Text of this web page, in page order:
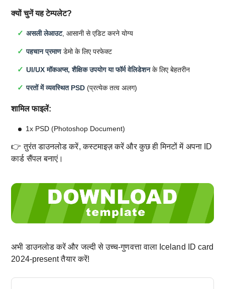
क्यों चुनें यह टेम्पलेट?
असली लेआउट, आसानी से एडिट करने योग्य
पहचान प्रमाणडेमो के लिए परफेक्ट
UI/UX मॉकअप्स, शैक्षिक उपयोग या फॉर्म वेलिडेशनके लिए बेहतरीन
परतों में व्यवस्थित PSD (प्रत्येक तत्व अलग)
शामिल फाइलें:
1x PSD (Photoshop Document)
👉 तुरंत डाउनलोड करें, कस्टमाइज़ करें और कुछ ही मिनटों में अपना ID
कार्ड सैंपल बनाएं।
अभी डाउनलोड करें और जल्दी से उच्च-गुणवत्ता वाला Iceland ID card
2024-present तैयार करें!